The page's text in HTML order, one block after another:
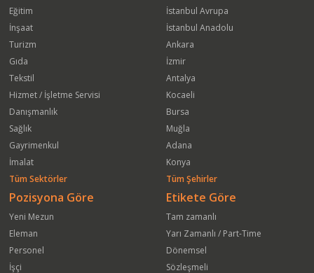
Eğitim
İnşaat
Turizm
Gıda
Tekstil
Hizmet / İşletme Servisi
Danışmanlık
Sağlık
Gayrimenkul
İmalat
Tüm Sektörler
İstanbul Avrupa
İstanbul Anadolu
Ankara
İzmir
Antalya
Kocaeli
Bursa
Muğla
Adana
Konya
Tüm Şehirler
Pozisyona Göre
Yeni Mezun
Eleman
Personel
İşçi
Etikete Göre
Tam zamanlı
Yarı Zamanlı / Part-Time
Dönemsel
Sözleşmeli